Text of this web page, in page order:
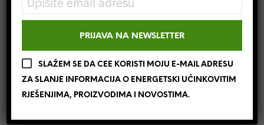
PREKIDAČ, STAKLENI PANEL
BRAND:LIVOLO
SLIJEDEĆA NOVOST
SLAŽEM SE DA CEE KORISTI MOJU E-MAIL ADRESU
ZA SLANJE INFORMACIJA O ENERGETSKI UČINKOVITIM
RJEŠENJIMA, PROIZVODIMA I NOVOSTIMA.